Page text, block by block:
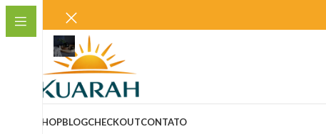
SHOPBLOGCHECKOUTCONTATO